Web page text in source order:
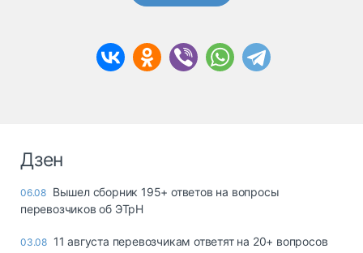
Дзен
06.08 Вышел сборник 195+ ответов на вопросы
перевозчиков об ЭТрН
03.08 11 августа перевозчикам ответят на 20+ вопросов